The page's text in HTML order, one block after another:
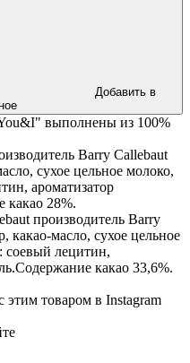
Добавить в
выполнены из 100%
Barry Callebaut
сухое цельное молоко,
ароматизатор
какао 28%.
производитель Barry
какао-масло, сухое цельное
соевый лецитин,
какао 33,6%.
этим товаром в Instagram